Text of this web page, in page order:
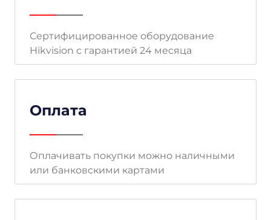
Сертифицированное оборудование
Hikvision с гарантией 24 месяца
Оплата
Оплачивать покупки можно наличными
или банковскими картами